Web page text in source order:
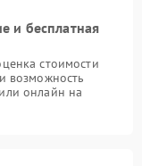
и бесплатная
стоимости
возможность
онлайн на